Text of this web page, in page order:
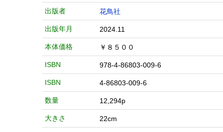
出版者 花鳥社
出版年月 2024.11
本体価格 ￥８５００
ISBN 978-4-86803-009-6
ISBN 4-86803-009-6
数量 12,294p
大きさ 22cm